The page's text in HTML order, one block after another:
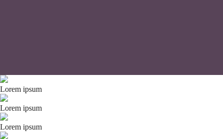
Lorem ipsum
Lorem ipsum
Lorem ipsum